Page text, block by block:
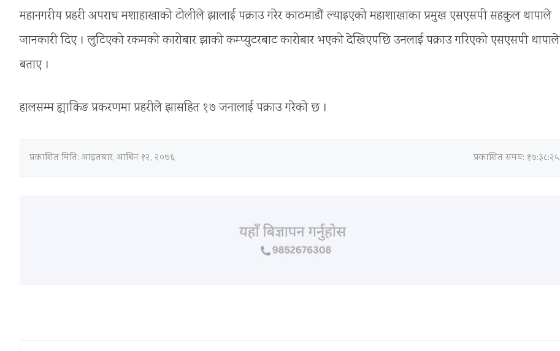
महानगरीय प्रहरी अपराध मशाहाखाको टोलीले झालाई पक्राउ गरेर काठमाडौं ल्याइएको महाशाखाका प्रमुख एसएसपी सहकुल थापाले
जानकारी दिए । लुटिएको रकमको कारोबार झाको कम्प्युटरबाट कारोबार भएको देखिएपछि उनलाई पक्राउ गरिएको एसएसपी थापाले
बताए ।
हालसम्म ह्याकिङ प्रकरणमा प्रहरीले झासहित १७ जनालाई पक्राउ गरेको छ ।
प्रकाशित मिति: आइतबार, आश्विन १२, २०७६ प्रकाशित समय: १७:३८:२५